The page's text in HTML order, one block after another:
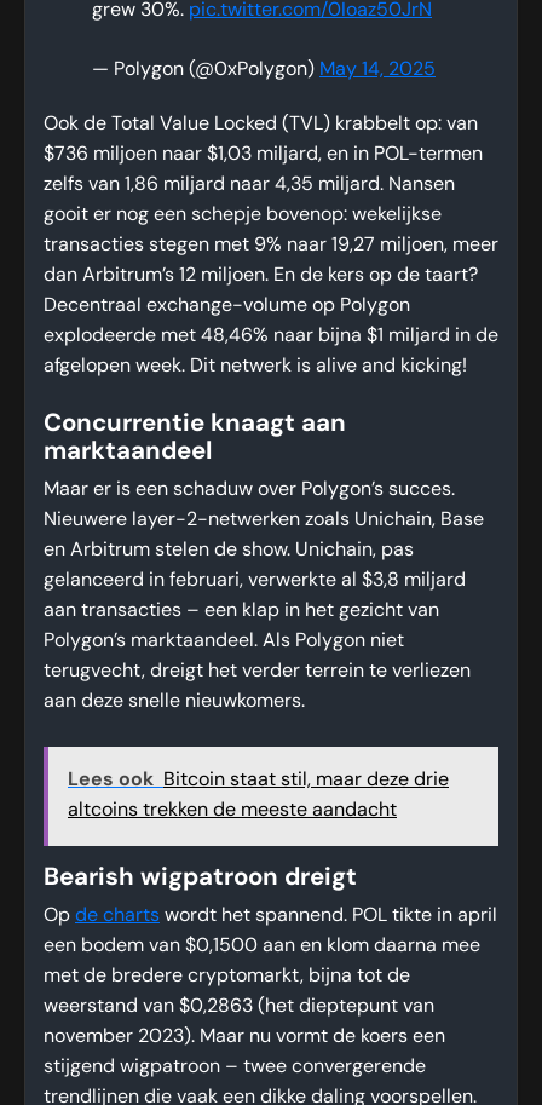
grew 30%. pic.twitter.com/0Ioaz50JrN
— Polygon (@0xPolygon) May 14, 2025
Ook de Total Value Locked (TVL) krabbelt op: van
$736 miljoen naar $1,03 miljard, en in POL-termen
zelfs van 1,86 miljard naar 4,35 miljard. Nansen
gooit er nog een schepje bovenop: wekelijkse
transacties stegen met 9% naar 19,27 miljoen, meer
dan Arbitrum’s 12 miljoen. En de kers op de taart?
Decentraal exchange-volume op Polygon
explodeerde met 48,46% naar bijna $1 miljard in de
afgelopen week. Dit netwerk is alive and kicking!
Concurrentie knaagt aan
marktaandeel
Maar er is een schaduw over Polygon’s succes.
Nieuwere layer-2-netwerken zoals Unichain, Base
en Arbitrum stelen de show. Unichain, pas
gelanceerd in februari, verwerkte al $3,8 miljard
aan transacties – een klap in het gezicht van
Polygon’s marktaandeel. Als Polygon niet
terugvecht, dreigt het verder terrein te verliezen
aan deze snelle nieuwkomers.
Lees ook
Bitcoin staat stil, maar deze drie
altcoins trekken de meeste aandacht
Bearish wigpatroon dreigt
Op de charts wordt het spannend. POL tikte in april
een bodem van $0,1500 aan en klom daarna mee
met de bredere cryptomarkt, bijna tot de
weerstand van $0,2863 (het dieptepunt van
november 2023). Maar nu vormt de koers een
stijgend wigpatroon – twee convergerende
trendlijnen die vaak een dikke daling voorspellen.